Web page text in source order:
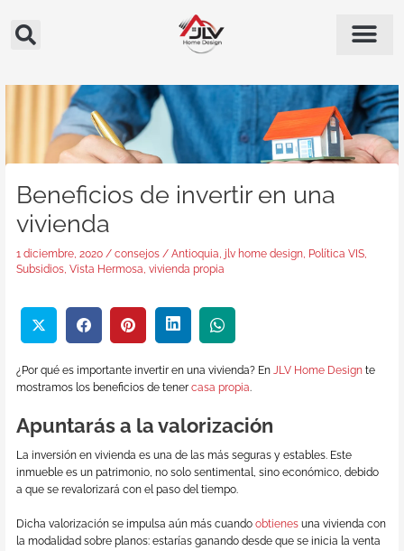
contenido
Beneficios de invertir en una
vivienda
1 diciembre, 2020/consejos /Antioquia, jlv home design, Política VIS,
Subsidios,Vista Hermosa,vivienda propia
¿Por qué es importante invertir en una vivienda? En JLV Home Design te
mostramos los beneficios de tenercasa propia
Apuntarás a la valorización
La inversión en vivienda es una de las más seguras y estables. Este
inmueble es un patrimonio, no solo sentimental, sino económico, debido
a que se revalorizará con el paso del tiempo.
Dicha valorización se impulsa aún más cuandoobtienes una vivienda con
la modalidad sobre planos: estarías ganando desde que se inicia la venta